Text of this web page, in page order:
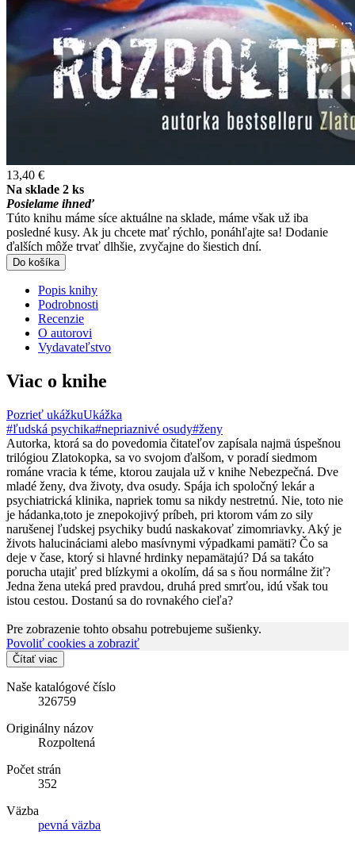
13,40 €
Na sklade 2 ks
Posielame ihneď
Túto knihu máme síce aktuálne na sklade, máme však už iba
posledné kusy. Ak ju chcete mať rýchlo, ponáhľajte sa! Dodanie
ďalších môže trvať dlhšie, zvyčajne do šiestich dní.
Do košíka
Popis knihy
Podrobnosti
Recenzie
O autorovi
Vydavateľstvo
Viac o knihe
Pozrieť ukážkuUkážka
#ľudská psychika#nepriaznivé osudy#ženy
Autorka, ktorá sa do povedomia čitateľov zapísala najmä úspešnou
trilógiou Zlatokopka, sa vo svojom ďalšom, v poradí siedmom
románe vracia k téme, ktorou zaujala už v knihe Nebezpečná. Dve
mladé ženy, dva životy, dva osudy. Spája ich spoločný lekár a
psychiatrická klinika, napriek tomu sa nikdy nestretnú. Nie, toto nie
je hádanka,toto je znepokojivý príbeh, pri ktorom vám zo sily
narušenej ľudskej psychiky budú naskakovať zimomriavky. Aký je
živots halucináciami alebo masívnymi výpadkami pamäti? Čo sa
deje v čase, ktorý si hlavné hrdinky nepamätajú? Dá sa takáto
porucha utajiť pred blízkymi a okolím, dá sa s ňou normálne žiť?
Jedna žena uteká pred pravdou, druhá pred smrťou, idú však tou
istou cestou. Dostanú sa do rovnakého cieľa?
Pre zobrazenie tohto obsahu potrebujeme sušienky.
Povoliť cookies a zobraziť
Čítať viac
Naše katalógové číslo
326759
Originálny názov
Rozpoltená
Počet strán
352
Väzba
pevná väzba